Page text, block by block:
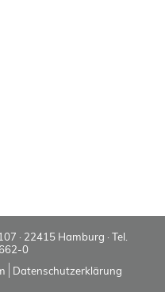
· 22415 Hamburg · Tel.
0
Datenschutzerklärung